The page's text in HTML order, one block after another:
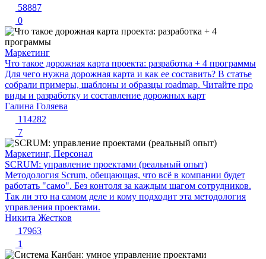
58887
0
Маркетинг
Что такое дорожная карта проекта: разработка + 4 программы
Для чего нужна дорожная карта и как ее составить? В статье
собрали примеры, шаблоны и образцы roadmap. Читайте про
виды и разработку и составление дорожных карт
Галина Голяева
114282
7
Маркетинг, Персонал
SCRUM: управление проектами (реальный опыт)
Методология Scrum, обещающая, что всё в компании будет
работать "само". Без контоля за каждым шагом сотрудников.
Так ли это на самом деле и кому подходит эта методология
управления проектами.
Никита Жестков
17963
1